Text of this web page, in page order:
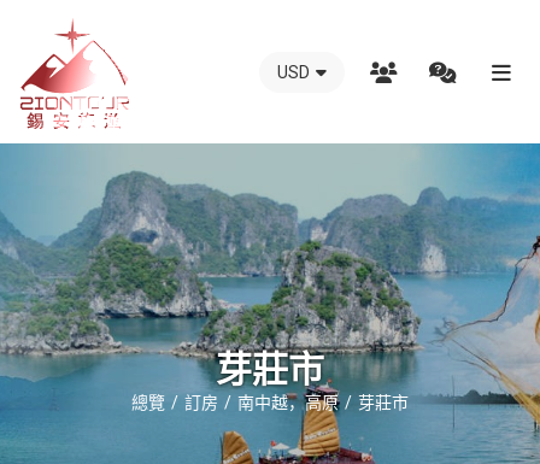
越
安
國
際
旅
行
社
USD
芽莊市
總覽 訂房 南中越，高原 芽莊市